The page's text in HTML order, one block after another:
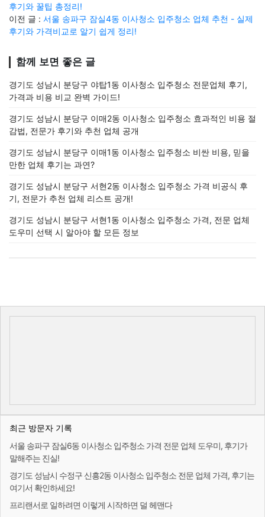
후기와 꿀팁 총정리!
이전 글 : 서울 송파구 잠실4동 이사청소 입주청소 업체 추천 - 실제
후기와 가격비교로 알기 쉽게 정리!
함께 보면 좋은 글
경기도 성남시 분당구 야탑1동 이사청소 입주청소 전문업체 후기,
가격과 비용 비교 완벽 가이드!
경기도 성남시 분당구 이매2동 이사청소 입주청소 효과적인 비용 절
감법, 전문가 후기와 추천 업체 공개
경기도 성남시 분당구 이매1동 이사청소 입주청소 비싼 비용, 믿을
만한 업체 후기는 과연?
경기도 성남시 분당구 서현2동 이사청소 입주청소 가격 비공식 후
기, 전문가 추천 업체 리스트 공개!
경기도 성남시 분당구 서현1동 이사청소 입주청소 가격, 전문 업체
도우미 선택 시 알아야 할 모든 정보
최근 방문자 기록
서울 송파구 잠실6동 이사청소 입주청소 가격 전문 업체 도우미, 후기가
말해주는 진실!
경기도 성남시 수정구 신흥2동 이사청소 입주청소 전문 업체 가격, 후기는
여기서 확인하세요!
프리랜서로 일하려면 이렇게 시작하면 덜 헤맨다